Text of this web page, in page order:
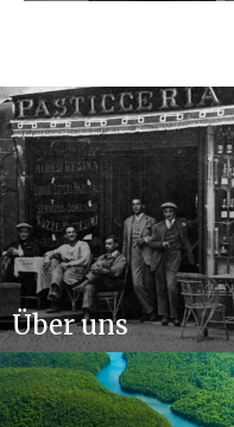
Über uns